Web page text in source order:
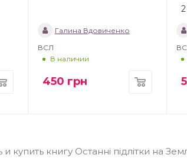
Галина Вдовиченко
ВСЛ
В наличии
450 грн
2
и купить книгу Останні підлітки на